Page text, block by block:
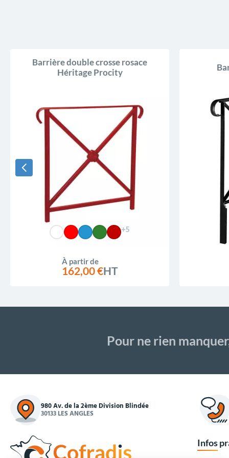
Barrière double crosse rosace
Héritage Procity
+5
À partir de
162,00 €HT
Pour ne rien
980 Av. de la 2ème Division Blindée
30133 LES ANGLES
Infos